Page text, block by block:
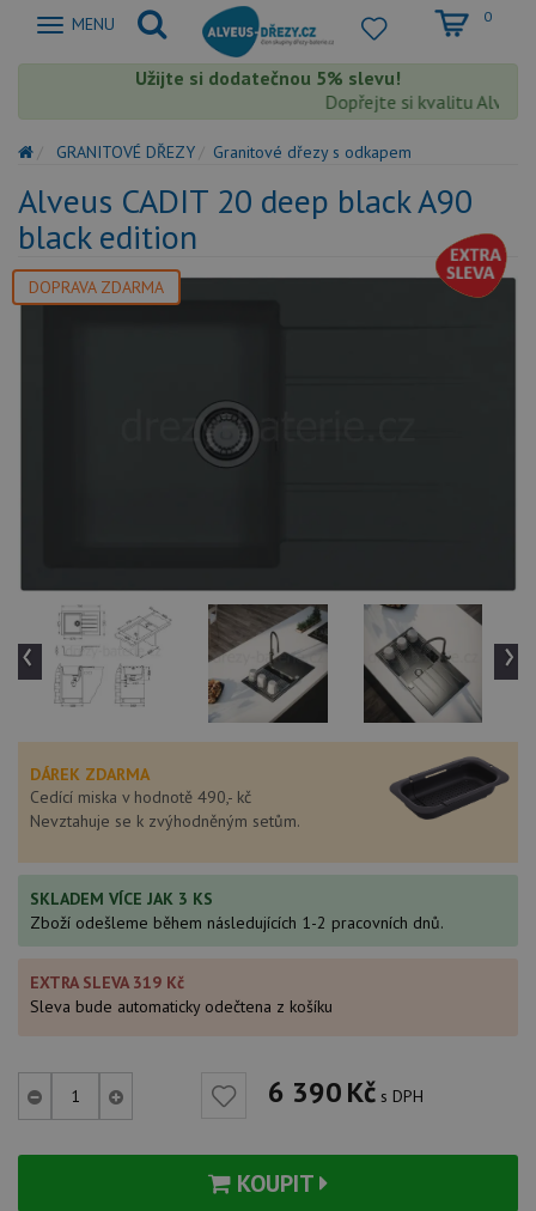
Zobrazit
MENU 0
Užijte si dodatečnou 5% slevu!
Dopřejte si kvalitu Alveus
GRANITOVÉ DŘEZY Granitové dřezy s odkapem
Alveus CADIT 20 deep black A90
black edition
DOPRAVA ZDARMA
‹ ›
DÁREK ZDARMA
Cedící miska v hodnotě 490,- kč
Nevztahuje se k zvýhodněným setům.
SKLADEM VÍCE JAK 3 KS
Zboží odešleme během následujících 1-2 pracovních dnů.
EXTRA SLEVA 319 Kč
Sleva bude automaticky odečtena z košíku
6 390Kč s DPH
KOUPIT